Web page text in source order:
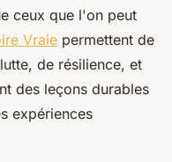
ceux que l'on peut
Vraie permettent de
de résilience, et
des leçons durables
expériences